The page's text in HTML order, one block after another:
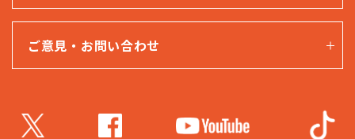
ご意見・お問い合わせ